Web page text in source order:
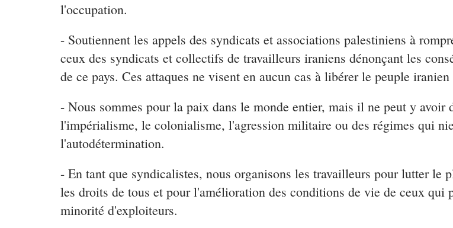
l'occupation.
- Soutiennent les appels des syndicats et associations palestiniens à
ceux des syndicats et collectifs de travailleurs iraniens dénonçant les
de ce pays. Ces attaques ne visent en aucun cas à libérer le peuple
- Nous sommes pour la paix dans le monde entier, mais il ne peut y
l'impérialisme, le colonialisme, l'agression militaire ou des régimes qui
l'autodétermination.
- En tant que syndicalistes, nous organisons les travailleurs pour lutter le
les droits de tous et pour l'amélioration des conditions de vie de ceux qui
minorité d'exploiteurs.